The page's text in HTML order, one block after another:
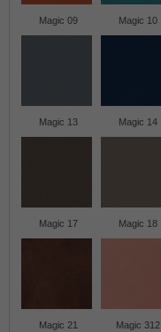
Magic 09 Magic 10
Magic 13 Magic 14
Magic 17 Magic 18
Magic 21 Magic 312